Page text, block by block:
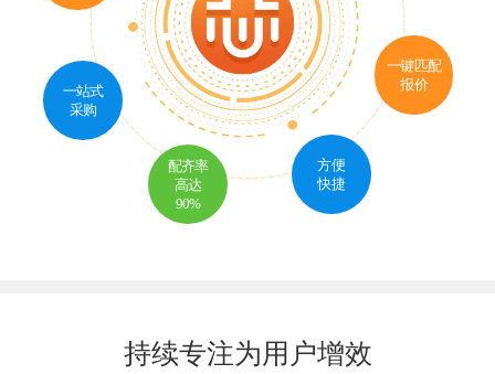
一键匹配
报价
方便
快捷
配齐率
高达
90%
一站式
采购
持续专注为用户增效